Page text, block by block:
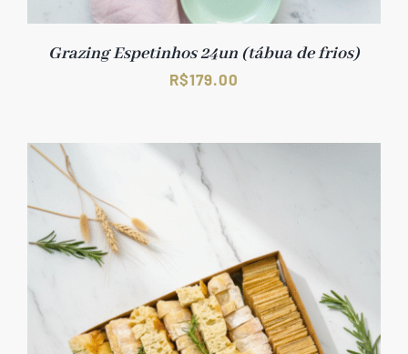
Grazing Espetinhos 24un (tábua de frios)
R$179.00